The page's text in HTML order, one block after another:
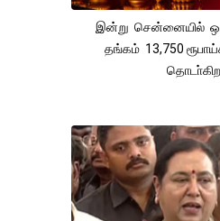
இன்று சென்னையில்
தங்கம் 13,750